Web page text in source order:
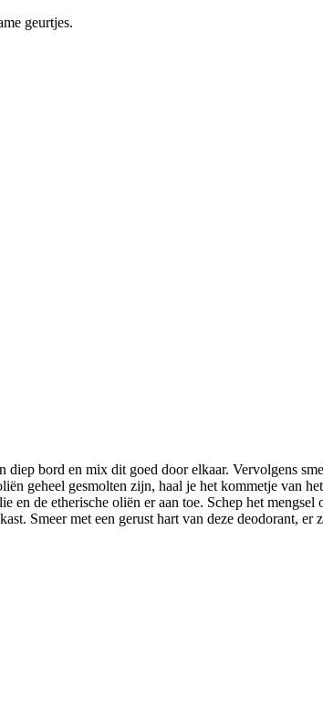
geurtjes.
bord en mix dit goed door elkaar. Vervolgens
geheel gesmolten zijn, haal je het kommetje van
de etherische oliën er aan toe. Schep het mengsel
Smeer met een gerust hart van deze deodorant, er